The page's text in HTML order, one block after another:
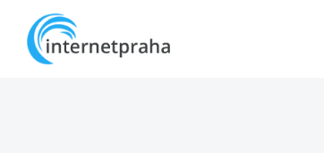
content